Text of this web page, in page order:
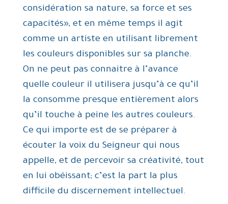
considération sa nature, sa force et ses
capacités», et en même temps il agit
comme un artiste en utilisant librement
les couleurs disponibles sur sa planche.
On ne peut pas connaitre à l’avance
quelle couleur il utilisera jusqu’à ce qu’il
la consomme presque entièrement alors
qu’il touche à peine les autres couleurs.
Ce qui importe est de se préparer à
écouter la voix du Seigneur qui nous
appelle, et de percevoir sa créativité, tout
en lui obéissant; c’est la part la plus
difficile du discernement intellectuel.